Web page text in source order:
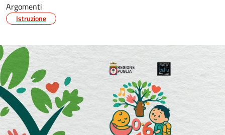
Argomenti
Istruzione